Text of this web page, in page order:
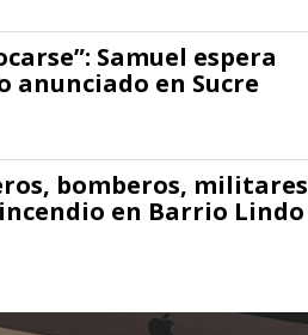
Samuel espera
anunciado en Sucre
bomberos, militares
en Barrio Lindo